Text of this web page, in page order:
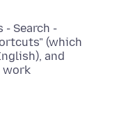
- Search -
(which
and